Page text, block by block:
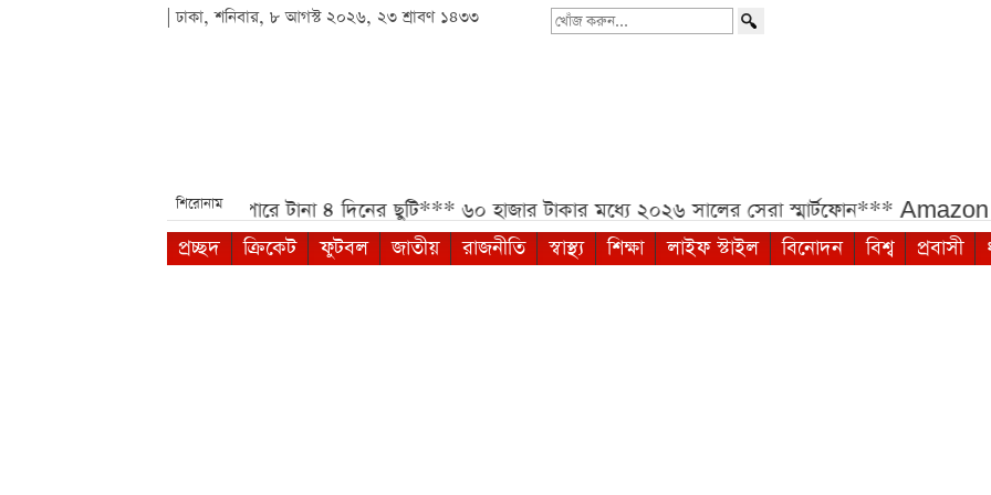
| ঢাকা, শনিবার, ৮ আগস্ট ২০২৬, ২৩ শ্রাবণ ১৪৩৩
খোঁজ
শিরোনাম
আগস্টে মিলতে পারে টানা ৪ দিনের ছুটি*** ৬০ হাজার টাকার মধ্যে ২০২৬ সালের সেরা স্মার্টফোন*** Amazon
প্রচ্ছদ
ক্রিকেট ফুটবল জাতীয় রাজনীতি স্বাস্থ্য শিক্ষা লাইফ স্টাইল বিনোদন বিশ্ব প্রবাসী